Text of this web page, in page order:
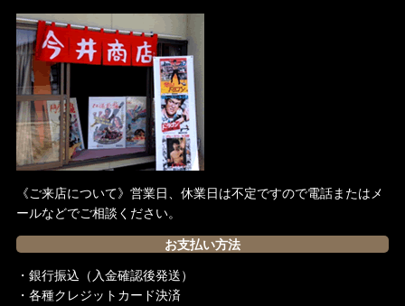
《ご来店について》営業日、休業日は不定ですので電話またはメ
ールなどでご相談ください。
お支払い方法
・銀行振込（入金確認後発送）
・各種クレジットカード決済